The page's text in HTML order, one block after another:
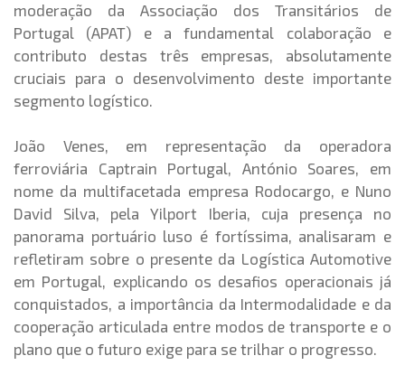
moderação da Associação dos Transitários de
Portugal (APAT) e a fundamental colaboração e
contributo destas três empresas, absolutamente
cruciais para o desenvolvimento deste importante
segmento logístico.
João Venes, em representação da operadora
ferroviária Captrain Portugal, António Soares, em
nome da multifacetada empresa Rodocargo, e Nuno
David Silva, pela Yilport Iberia, cuja presença no
panorama portuário luso é fortíssima, analisaram e
refletiram sobre o presente da Logística Automotive
em Portugal, explicando os desafios operacionais já
conquistados, a importância da Intermodalidade e da
cooperação articulada entre modos de transporte e o
plano que o futuro exige para se trilhar o progresso.